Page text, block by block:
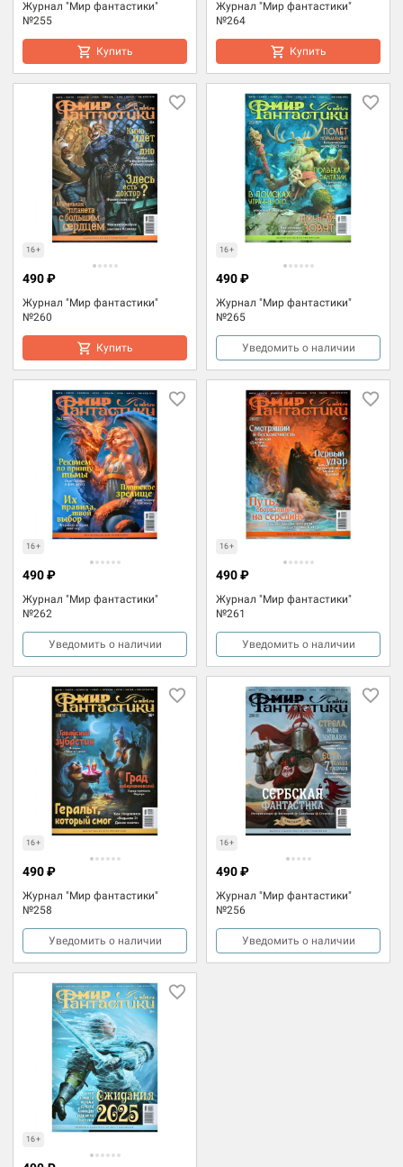
Журнал "Мир фантастики"
№255
Купить
Журнал "Мир фантастики"
№264
Купить
16+
Журнал "Мир фантастики"
№260
490 ₽
Купить
16+
Журнал "Мир фантастики"
№265
490 ₽
Уведомить о наличии
16+
Журнал "Мир фантастики"
№262
490 ₽
Уведомить о наличии
16+
Журнал "Мир фантастики"
№261
490 ₽
Уведомить о наличии
16+
Журнал "Мир фантастики"
№258
490 ₽
Уведомить о наличии
16+
Журнал "Мир фантастики"
№256
490 ₽
Уведомить о наличии
16+